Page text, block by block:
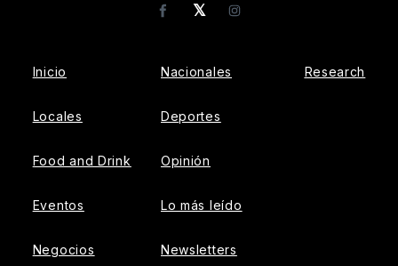
𝕏
FacebookInstagram
Inicio
Locales
Food and Drink
Eventos
Negocios
Nacionales
Deportes
Opinión
Lo más leído
Newsletters
Research